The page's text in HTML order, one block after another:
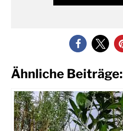
Ähnliche Beiträge: